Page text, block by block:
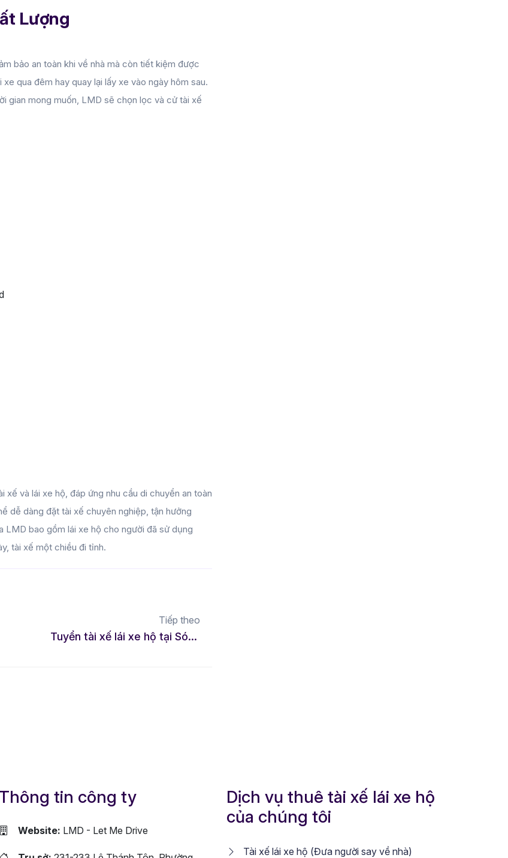
Lượng
bảo an toàn khi về nhà mà còn tiết kiệm được
qua đêm hay quay lại lấy xe vào ngày hôm sau.
gian mong muốn, LMD sẽ chọn lọc và cử tài xế
xế và lái xe hộ, đáp ứng nhu cầu di chuyển an toàn
dễ dàng đặt tài xế chuyên nghiệp, tận hưởng
LMD bao gồm lái xe hộ cho người đã sử dụng
tài xế một chiều đi tỉnh.
Tiếp theo
Tuyển tài xế lái xe hộ tại Sóc Sơn – Thu nhập linh hoạt, công việc tự do
Thông tin công ty
Website: LMD - Let Me Drive
Dịch vụ thuê tài xế lái xe hộ
của chúng tôi
Tài xế lái xe hộ (Đưa người say về nhà)